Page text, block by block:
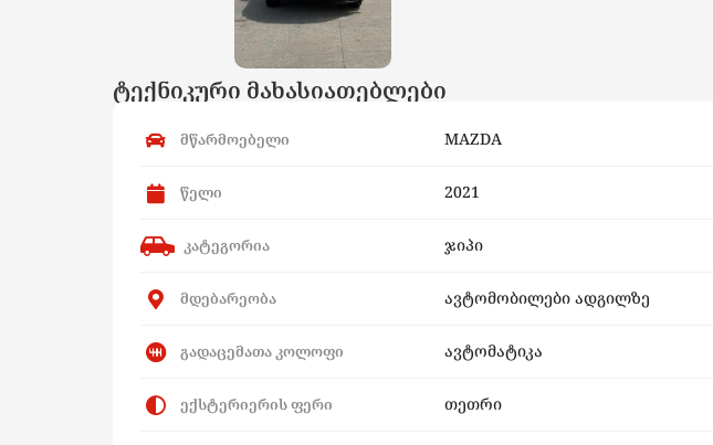
ტექნიკური მახასიათებლები
მწარმოებელი MAZDA
წელი 2021
კატეგორია ჯიპი
მდებარეობა ავტომობილები ადგილზე
გადაცემათა კოლოფი ავტომატიკა
ექსტერიერის ფერი თეთრი